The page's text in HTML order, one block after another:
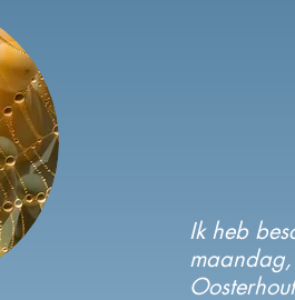
Ik heb